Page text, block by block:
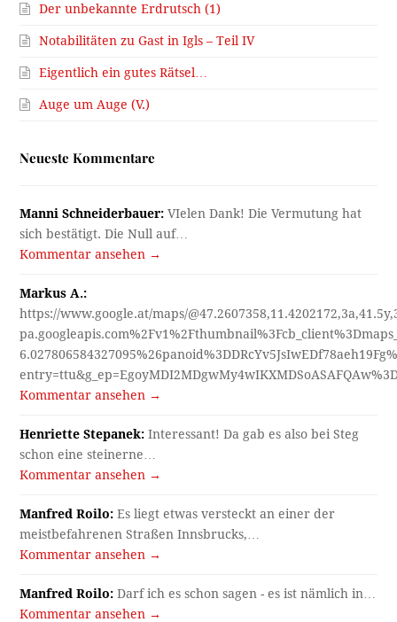
Der unbekannte Erdrutsch (1)
Notabilitäten zu Gast in Igls – Teil IV
Eigentlich ein gutes Rätsel…
Auge um Auge (V.)
Neueste Kommentare
Manni Schneiderbauer: VIelen Dank! Die Vermutung hat
sich bestätigt. Die Null auf…
Kommentar ansehen →
Markus A.:
https://www.google.at/maps/
Kommentar ansehen →
Henriette Stepanek: Interessant! Da gab es also bei Steg
schon eine steinerne…
Kommentar ansehen →
Manfred Roilo: Es liegt etwas versteckt an einer der
meistbefahrenen Straßen Innsbrucks,…
Kommentar ansehen →
Manfred Roilo: Darf ich es schon sagen - es ist nämlich in…
Kommentar ansehen →